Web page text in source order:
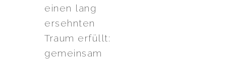
einen lang
ersehnten
Traum erfüllt:
gemeinsam